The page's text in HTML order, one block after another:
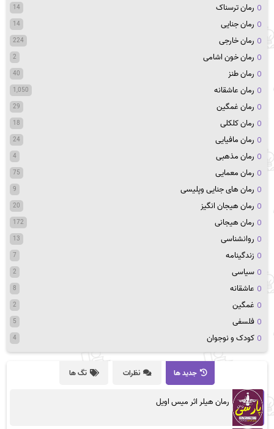
رمان ترسناک 14
رمان جنایی 14
رمان خارجی 224
رمان خون اشامی 2
رمان طنز 40
رمان عاشقانه 1,050
رمان غمگین 29
رمان کلکلی 18
رمان مافیایی 24
رمان مذهبی 4
رمان معمایی 75
رمان های جنایی وپلیسی 9
رمان هیجان انگیز 20
رمان هیجانی 172
روانشناسی 13
زندگینامه 7
سیاسی 2
عاشقانه 8
غمگین 2
فلسفی 5
کودک و نوجوان 4
جدید ها نظرات تگ ها
رمان هیلر اثر میس اویل